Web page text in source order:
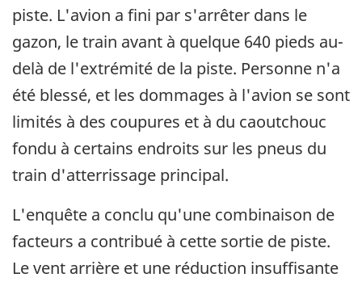
piste. L'avion a fini par s'arrêter dans le
gazon, le train avant à quelque 640 pieds au-
delà de l'extrémité de la piste. Personne n'a
été blessé, et les dommages à l'avion se sont
limités à des coupures et à du caoutchouc
fondu à certains endroits sur les pneus du
train d'atterrissage principal.
L'enquête a conclu qu'une combinaison de
facteurs a contribué à cette sortie de piste.
Le vent arrière et une réduction insuffisante